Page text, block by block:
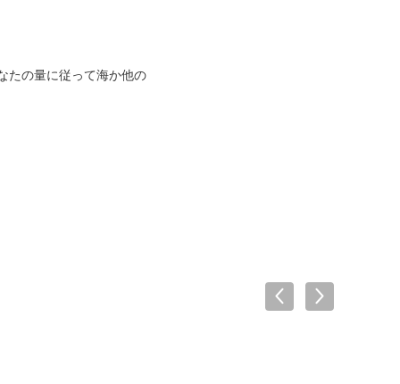
たの量に従って海か他の